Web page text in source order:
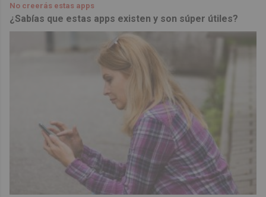
No creerás estas apps
¿Sabías que estas apps existen y son súper útiles?